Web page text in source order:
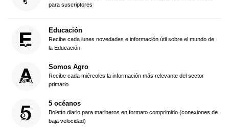
para suscriptores
Educación
Recibe cada lunes novedades e información útil sobre el mundo de
la Educación
Somos Agro
Recibe cada miércoles la información más relevante del sector
primario
5 océanos
Boletín diario para marineros en formato comprimido (conexiones de
baja velocidad)